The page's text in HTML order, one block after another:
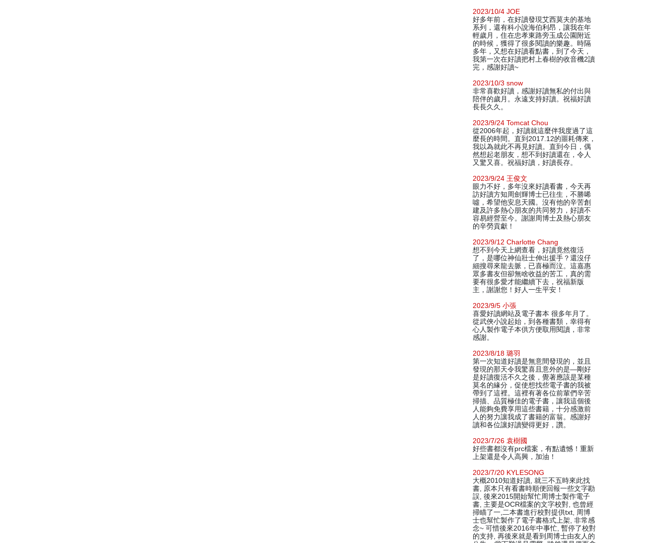
2023/10/4 JOE
好多年前，在好讀發現艾西莫夫的基地
系列，還有科小說海伯利昂，讓我在年
輕歲月，住在忠孝東路旁玉成公園附近
的時候，獲得了很多閱讀的樂趣。時隔
多年，又想在好讀看點書，到了今天，
我第一次在好讀把村上春樹的收音機2讀
完，感謝好讀~
2023/10/3 snow
非常喜歡好讀，感謝好讀無私的付出與
陪伴的歲月。永遠支持好讀。祝福好讀
長長久久。
2023/9/24 Tomcat Chou
從2006年起，好讀就這麼伴我度過了這
麼長的時間。直到2017.12的噩耗傳來，
我以為就此不再見好讀。直到今日，偶
然想起老朋友，想不到好讀還在，令人
又驚又喜。祝福好讀，好讀長存。
2023/9/24 王俊文
眼力不好，多年沒來好讀看書，今天再
訪好讀方知周劍輝博士已往生，不勝唏
噓，希望他安息天國。沒有他的辛苦創
建及許多熱心朋友的共同努力，好讀不
容易經營至今。謝謝周博士及熱心朋友
的辛勞貢獻！
2023/9/12 Charlotte Chang
想不到今天上網查看，好讀竟然復活
了，是哪位神仙壯士伸出援手？還沒仔
細搜尋來龍去脈，已喜極而泣。這嘉惠
眾多書友但卻無啥收益的苦工，真的需
要有很多愛才能繼續下去，祝福新版
主，謝謝您！好人一生平安！
2023/9/5 小張
喜愛好讀網站及電子書本 很多年月了。
從武俠小說起始，到各種書類，幸得有
心人製作電子本供方便取用閱讀，非常
感謝。
2023/8/18 璐羽
第一次知道好讀是無意間發現的，並且
發現的那天令我驚喜且意外的是—剛好
是好讀復活不久之後，覺著應該是某種
莫名的緣分，促使想找些電子書的我被
帶到了這裡。這裡有著各位前輩們辛苦
掃描、品質極佳的電子書，讓我這個後
人能夠免費享用這些書籍，十分感激前
人的努力讓我成了書籍的富翁。感謝好
讀和各位讓好讀變得更好，讚。
2023/7/26 袁樹國
好些書都沒有prc檔案，有點遺憾！重新
上架還是令人高興，加油！
2023/7/20 KYLESONG
大概2010知道好讀, 就三不五時來此找
書, 原本只有看書時順便回報一些文字勘
誤, 後來2015開始幫忙周博士製作電子
書, 主要是OCR檔案的文字校對, 也曾經
掃瞄了一,二本書進行校對提供txt, 周博
士也幫忙製作了電子書格式上架, 非常感
念~ 可惜後來2016年中事忙, 暫停了校對
的支持, 再後來就是看到周博士由友人的